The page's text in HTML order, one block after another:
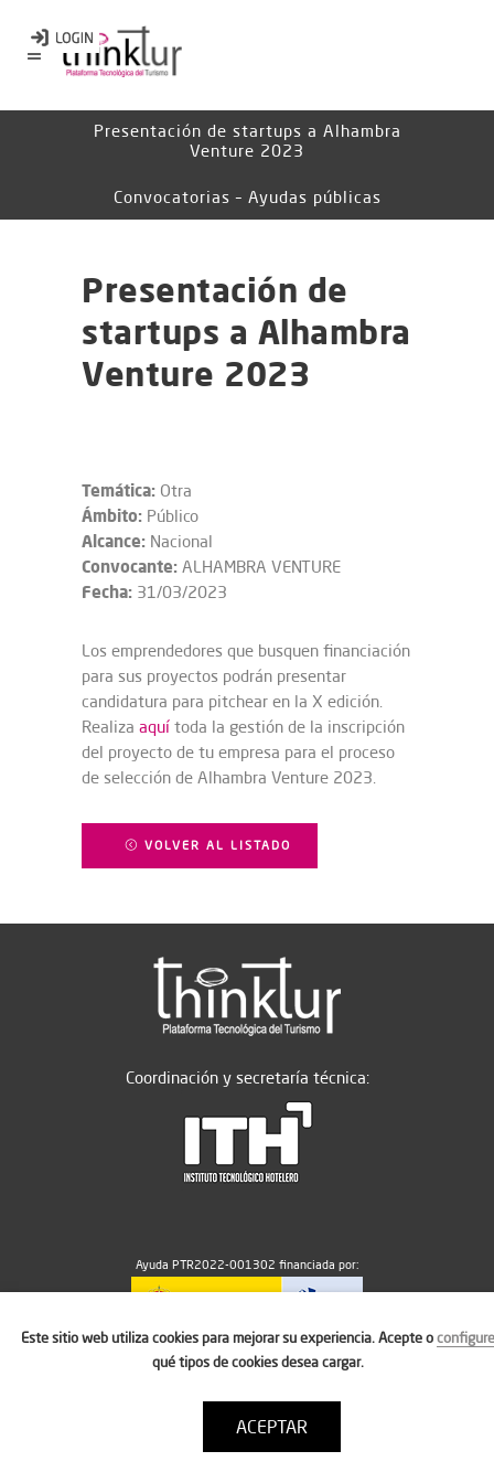
Presentación de startups a Alhambra
Venture 2023
Convocatorias – Ayudas públicas
Presentación de
startups a Alhambra
Venture 2023
Temática: Otra
Ámbito: Público
Alcance: Nacional
Convocante: ALHAMBRA VENTURE
Fecha: 31/03/2023
Los emprendedores que busquen financiación
para sus proyectos podrán presentar
candidatura para pitchear en la X edición.
Realiza aquí toda la gestión de la inscripción
del proyecto de tu empresa para el proceso
de selección de Alhambra Venture 2023.
VOLVER AL LISTADO
Coordinación y secretaría técnica:
Ayuda PTR2022-001302 financiada por:
MICIU/AEI/10.13039/501100011033
Política de cookies
Condiciones de uso
Este sitio web utiliza cookies para mejorar su experiencia. Acepte oconfigure
qué tipos de cookies desea cargar.
ACEPTAR